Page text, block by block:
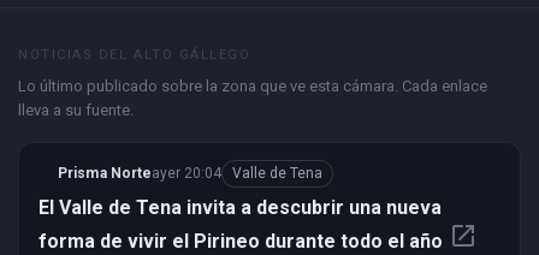
NOTICIAS DEL ALTO GÁLLEGO
Lo último publicado sobre la zona que ve esta cámara. Cada enlace
lleva a su fuente.
Prisma Norteayer 20:04 Valle de Tena
El Valle de Tena invita a descubrir una nueva
forma de vivir el Pirineo durante todo el año open_in_new